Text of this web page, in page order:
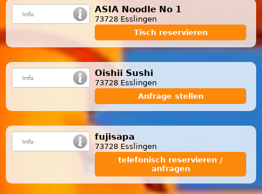
ASIA Noodle No 1
73728 Esslingen
Tisch reservieren
Oishii Sushi
73728 Esslingen
Anfrage stellen
fujisapa
73728 Esslingen
telefonisch reservieren /
anfragen